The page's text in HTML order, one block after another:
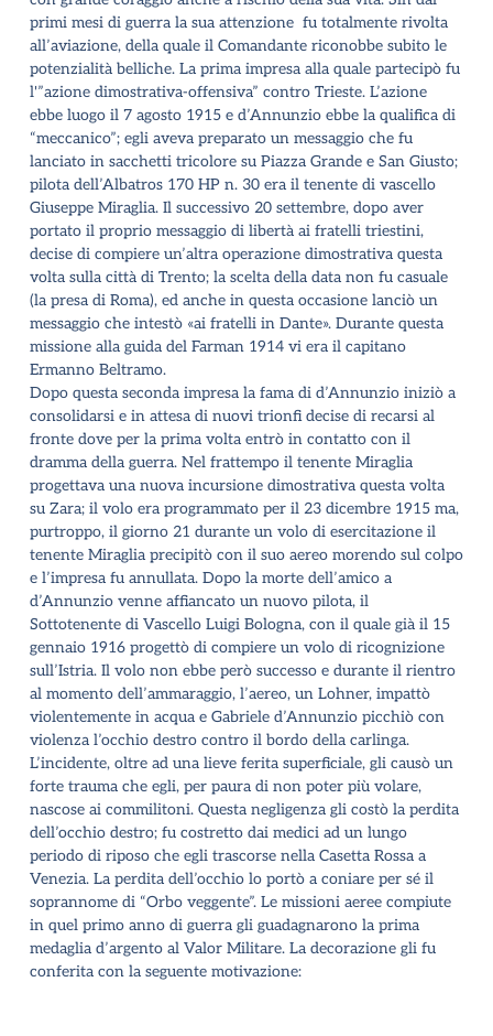
primi mesi di guerra la sua attenzione fu totalmente rivolta
all’aviazione, della quale il Comandante riconobbe subito le
potenzialità belliche. La prima impresa alla quale partecipò fu
l'”azione dimostrativa-offensiva” contro Trieste. L’azione
ebbe luogo il 7 agosto 1915 e d’Annunzio ebbe la qualifica di
“meccanico”; egli aveva preparato un messaggio che fu
lanciato in sacchetti tricolore su Piazza Grande e San Giusto;
pilota dell’Albatros 170 HP n. 30 era il tenente di vascello
Giuseppe Miraglia. Il successivo 20 settembre, dopo aver
portato il proprio messaggio di libertà ai fratelli triestini,
decise di compiere un’altra operazione dimostrativa questa
volta sulla città di Trento; la scelta della data non fu casuale
(la presa di Roma), ed anche in questa occasione lanciò un
messaggio che intestò «ai fratelli in Dante». Durante questa
missione alla guida del Farman 1914 vi era il capitano
Ermanno Beltramo.
Dopo questa seconda impresa la fama di d’Annunzio iniziò a
consolidarsi e in attesa di nuovi trionfi decise di recarsi al
fronte dove per la prima volta entrò in contatto con il
dramma della guerra. Nel frattempo il tenente Miraglia
progettava una nuova incursione dimostrativa questa volta
su Zara; il volo era programmato per il 23 dicembre 1915 ma,
purtroppo, il giorno 21 durante un volo di esercitazione il
tenente Miraglia precipitò con il suo aereo morendo sul colpo
e l’impresa fu annullata. Dopo la morte dell’amico a
d’Annunzio venne affiancato un nuovo pilota, il
Sottotenente di Vascello Luigi Bologna, con il quale già il 15
gennaio 1916 progettò di compiere un volo di ricognizione
sull’Istria. Il volo non ebbe però successo e durante il rientro
al momento dell’ammaraggio, l’aereo, un Lohner, impattò
violentemente in acqua e Gabriele d’Annunzio picchiò con
violenza l’occhio destro contro il bordo della carlinga.
L’incidente, oltre ad una lieve ferita superficiale, gli causò un
forte trauma che egli, per paura di non poter più volare,
nascose ai commilitoni. Questa negligenza gli costò la perdita
dell’occhio destro; fu costretto dai medici ad un lungo
periodo di riposo che egli trascorse nella Casetta Rossa a
Venezia. La perdita dell’occhio lo portò a coniare per sé il
soprannome di “Orbo veggente”. Le missioni aeree compiute
in quel primo anno di guerra gli guadagnarono la prima
medaglia d’argento al Valor Militare. La decorazione gli fu
conferita con la seguente motivazione: